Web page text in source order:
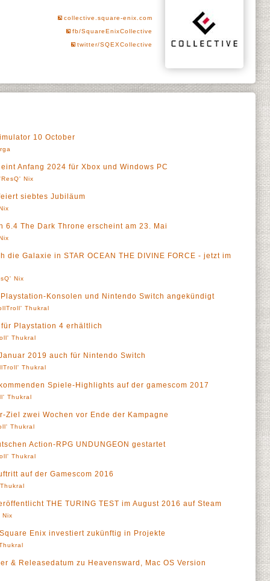
collective.square-enix.com
fb/SquareEnixCollective
twitter/SQEXCollective
10 October
Anfang 2024 für Xbox und Windows PC
Nix
siebtes Jubiläum
6.4 The Dark Throne erscheint am 23. Mai
die Galaxie in STAR OCEAN THE DIVINE FORCE - jetzt im
Nix
Playstation-Konsolen und Nintendo Switch angekündigt
Thukral
Playstation 4 erhältlich
Thukral
2019 auch für Nintendo Switch
Thukral
Spiele-Highlights auf der gamescom 2017
Thukral
Ziel zwei Wochen vor Ende der Kampagne
Thukral
Action-RPG UNDUNGEON gestartet
Thukral
auf der Gamescom 2016
THE TURING TEST im August 2016 auf Steam
Nix
Enix investiert zukünftig in Projekte
& Releasedatum zu Heavensward, Mac OS Version